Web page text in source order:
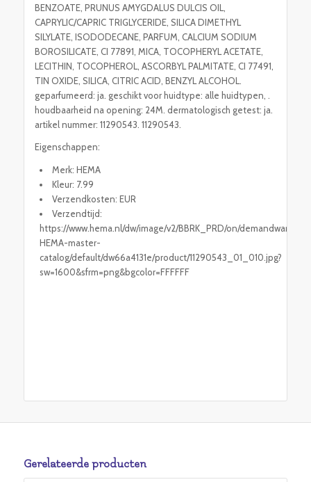
BENZOATE, PRUNUS AMYGDALUS DULCIS OIL,
CAPRYLIC/CAPRIC TRIGLYCERIDE, SILICA DIMETHYL
SILYLATE, ISODODECANE, PARFUM, CALCIUM SODIUM
BOROSILICATE, CI 77891, MICA, TOCOPHERYL ACETATE,
LECITHIN, TOCOPHEROL, ASCORBYL PALMITATE, CI 77491,
TIN OXIDE, SILICA, CITRIC ACID, BENZYL ALCOHOL.
geparfumeerd: ja. geschikt voor huidtype: alle huidtypen, .
houdbaarheid na opening: 24M. dermatologisch getest: ja.
artikel nummer: 11290543. 11290543.
Eigenschappen:
Merk: HEMA
Kleur: 7.99
Verzendkosten: EUR
Verzendtijd:
https://www.hema.nl/dw/image/v2/BBRK_PRD/on/
HEMA-master-
catalog/default/dw66a4131e/product/11290543_01_010.jpg?
sw=1600&sfrm=png&bgcolor=FFFFFF
Gerelateerde producten